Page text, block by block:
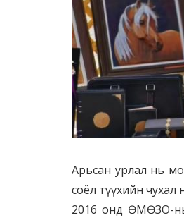
Арьсан урлал нь
соёл түүхийн чухал
2016 онд ӨМӨЗО-ны